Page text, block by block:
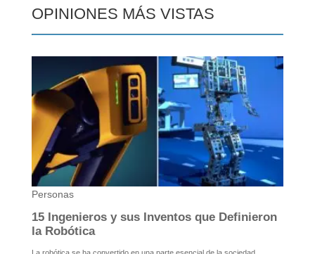
OPINIONES MÁS VISTAS